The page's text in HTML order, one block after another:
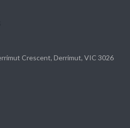
Crescent, Derrimut, VIC 3026